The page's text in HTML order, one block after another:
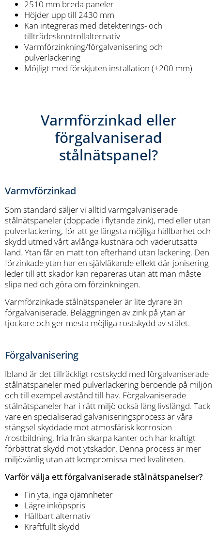
2510 mm breda paneler
Höjder upp till 2430 mm
Kan integreras med detekterings- och
tillträdeskontrollalternativ
Varmförzinkning/förgalvanisering och
pulverlackering
Möjligt med förskjuten installation (±200 mm)
Varmförzinkad eller
förgalvaniserad
stålnätspanel?
Varmvförzinkad
Som standard säljer vi alltid varmgalvaniserade
stålnätspaneler (doppade i flytande zink), med eller utan
pulverlackering, för att ge längsta möjliga hållbarhet och
skydd utmed vårt avlånga kustnära och väderutsatta
land. Ytan får en matt ton efterhand utan lackering. Den
förzinkade ytan har en självläkande effekt där jonisering
leder till att skador kan repareras utan att man måste
slipa ned och göra om förzinkningen.
Varmförzinkade stålnätspaneler är lite dyrare än
förgalvaniserade. Beläggningen av zink på ytan är
tjockare och ger mesta möjliga rostskydd av stålet.
Förgalvanisering
Ibland är det tillräckligt rostskydd med förgalvaniserade
stålnätspaneler med pulverlackering beroende på miljön
och till exempel avstånd till hav. Förgalvaniserade
stålnätspaneler har i rätt miljö också lång livslängd. Tack
vare en specialiserad galvaniseringsprocess är våra
stängsel skyddade mot atmosfärisk korrosion
/rostbildning, fria från skarpa kanter och har kraftigt
förbättrat skydd mot ytskador. Denna process är mer
miljövänlig utan att kompromissa med kvaliteten.
Varför välja ett förgalvaniserade stålnätspanelser?
Fin yta, inga ojämnheter
Lägre inköpspris
Hållbart alternativ
Kraftfullt skydd